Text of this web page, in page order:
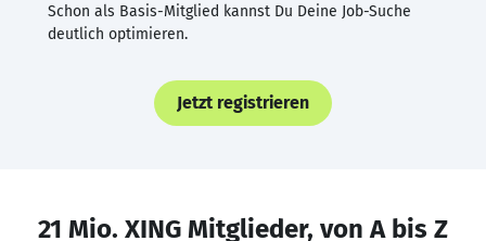
Schon als Basis-Mitglied kannst Du Deine Job-Suche
deutlich optimieren.
Jetzt registrieren
21 Mio. XING Mitglieder, von A bis Z